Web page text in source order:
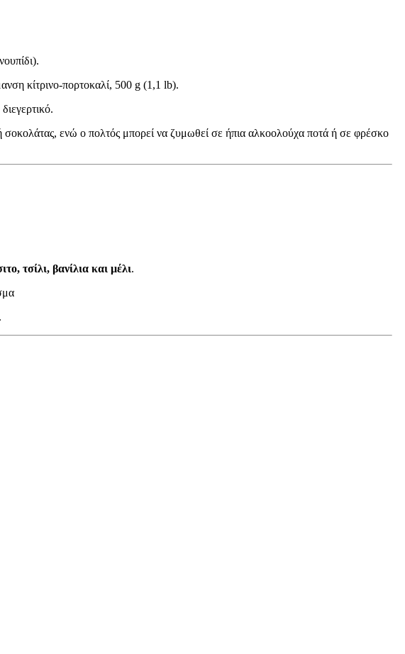
κίτρινο-πορτοκαλί, 500 g (1,1 lb).
ενώ ο πολτός μπορεί να ζυμωθεί σε ήπια αλκοολούχα ποτά ή σε φρέσκο
τσίλι, βανίλια και μέλι.